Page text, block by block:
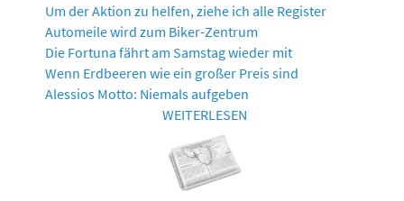
Um der Aktion zu helfen, ziehe ich alle Register
Automeile wird zum Biker-Zentrum
Die Fortuna fährt am Samstag wieder mit
Wenn Erdbeeren wie ein großer Preis sind
Alessios Motto: Niemals aufgeben
WEITERLESEN